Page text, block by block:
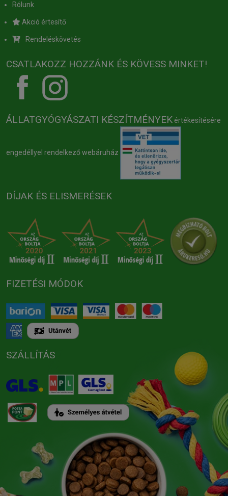
Rólunk
Akció értesítő
Rendeléskövetés
CSATLAKOZZ HOZZÁNK ÉS KÖVESS MINKET!
ÁLLATGYÓGYÁSZATI KÉSZÍTMÉNYEK értékesítésére
engedéllyel rendelkező webáruház
DÍJAK ÉS ELISMERÉSEK
FIZETÉSI MÓDOK
SZÁLLÍTÁS